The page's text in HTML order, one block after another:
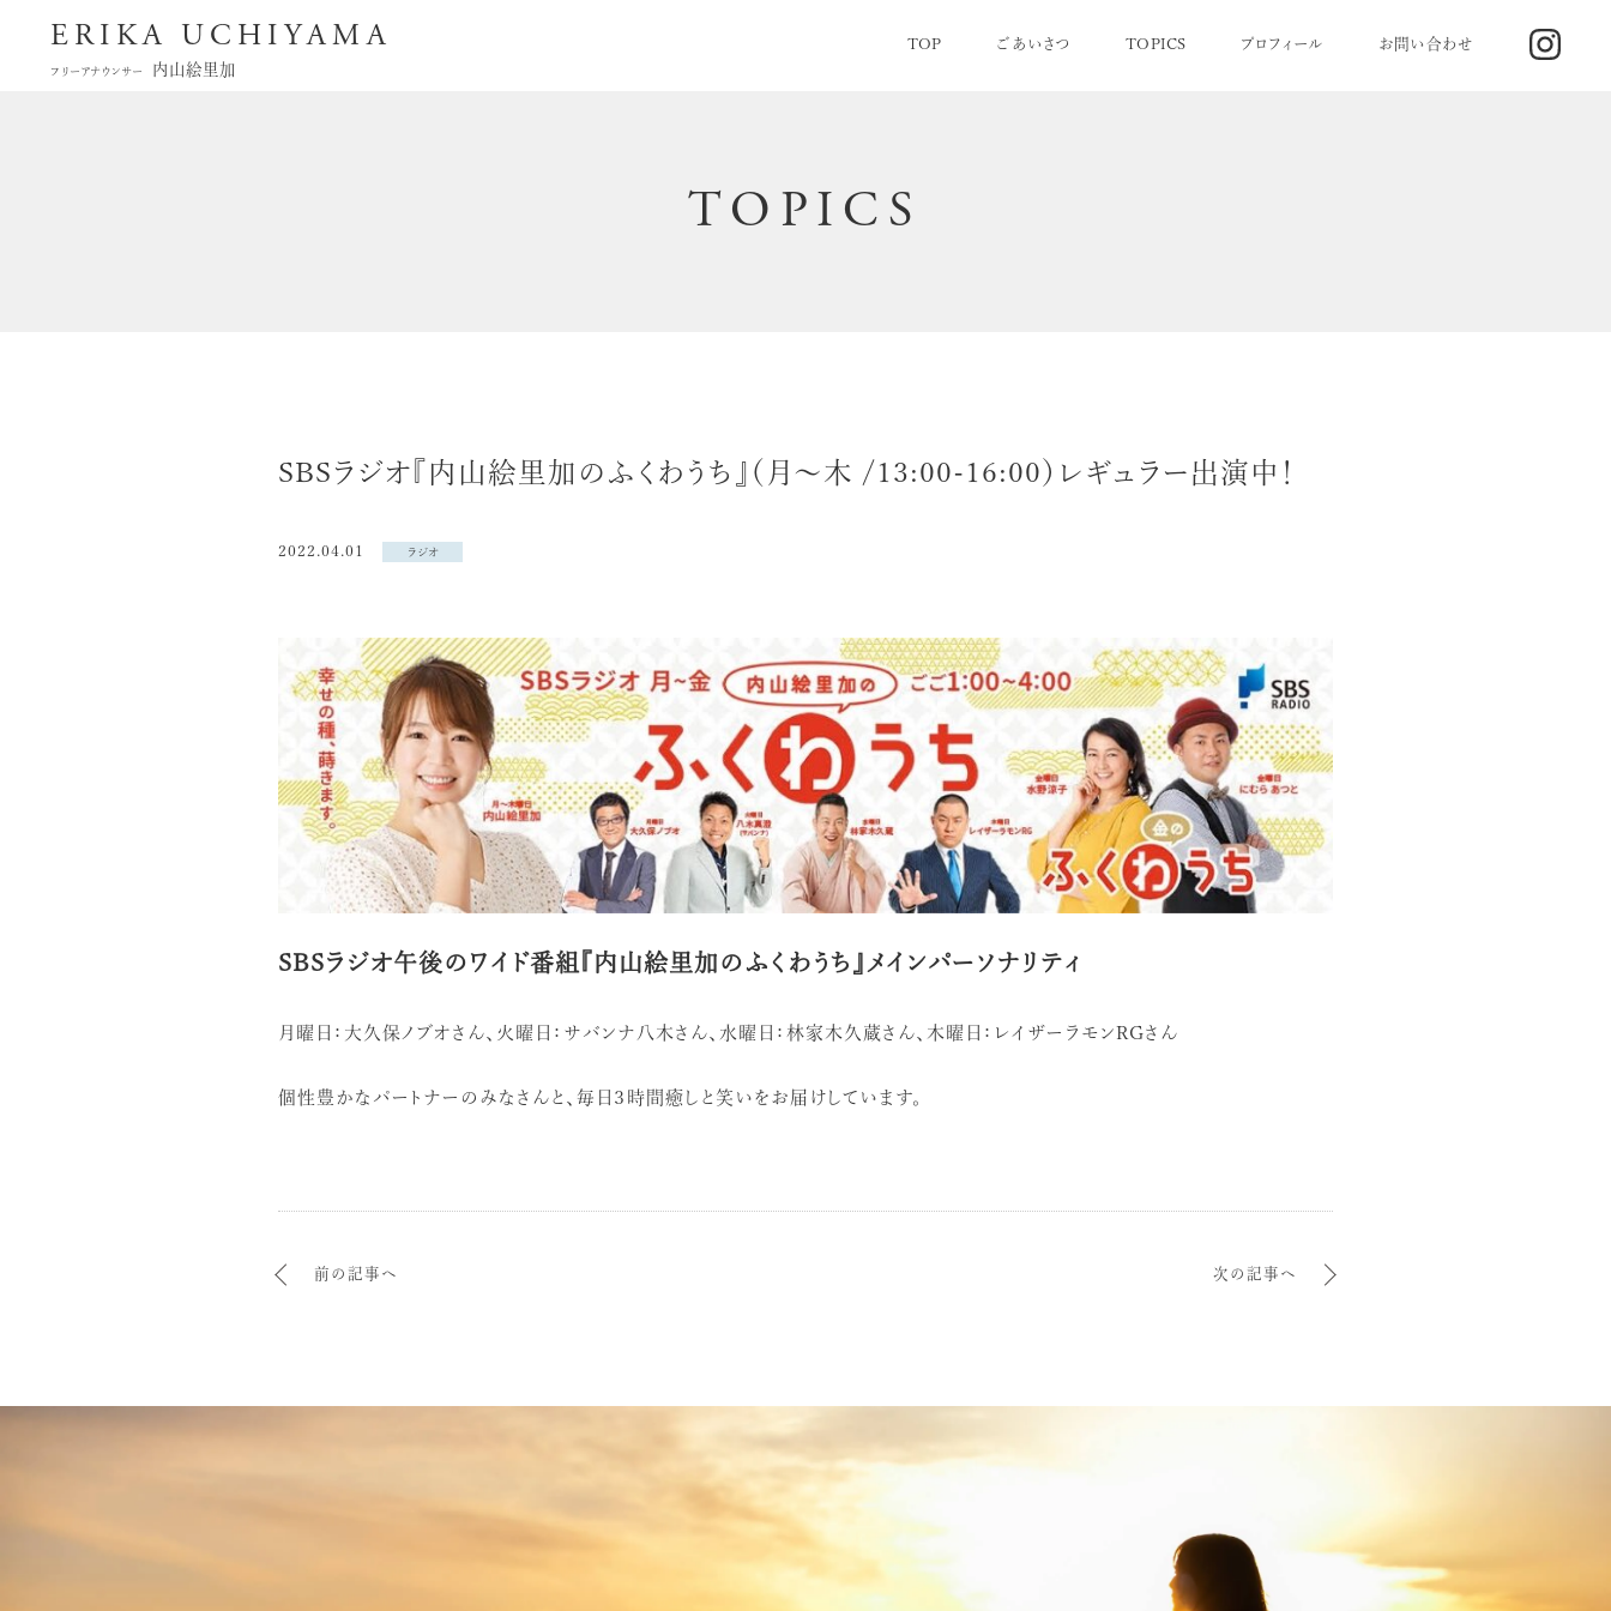
ERIKA UCHIYAMA
フリーアナウンサー 内山絵里加
TOP ごあいさつ TOPICS プロフィール お問い合わせ
TOPICS
SBSラジオ『内山絵里加のふくわうち』（月〜木 /13:00-16:00）レギュラー出演中！
2022.04.01 ラジオ
SBSラジオ午後のワイド番組『内山絵里加のふくわうち』メインパーソナリティ
月曜日：大久保ノブオさん、火曜日：サバンナ八木さん、水曜日：林家木久蔵さん、木曜日：レイザーラモンRGさん
個性豊かなパートナーのみなさんと、毎日３時間癒しと笑いをお届けしています。
前の記事へ 次の記事へ